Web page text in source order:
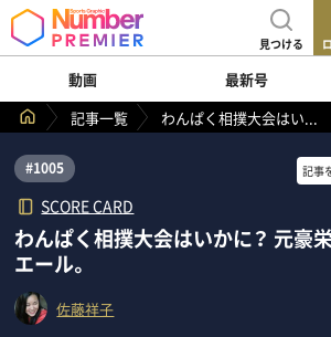
見つける
動画 最新号
記事一覧
わんぱく相撲大会はい...
#1005
SCORE CARD
記事
わんぱく相撲大会はいかに？ 元豪
エール。
佐藤祥子